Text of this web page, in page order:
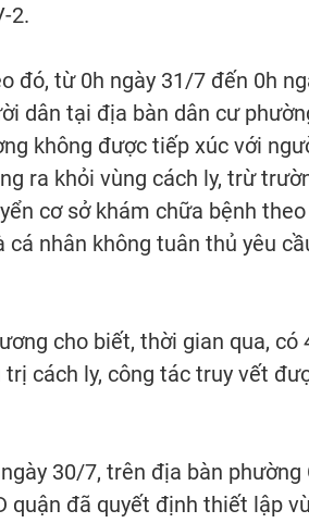
2.
đó, từ 0h ngày 31/7 đến 0h
dân tại địa bàn dân cư
không được tiếp xúc với
ra khỏi vùng cách ly, trừ
cơ sở khám chữa bệnh
nhân không tuân thủ yêu
cho biết, thời gian qua, có
cách ly, công tác truy vết
30/7, trên địa bàn phường
quận đã quyết định thiết lập